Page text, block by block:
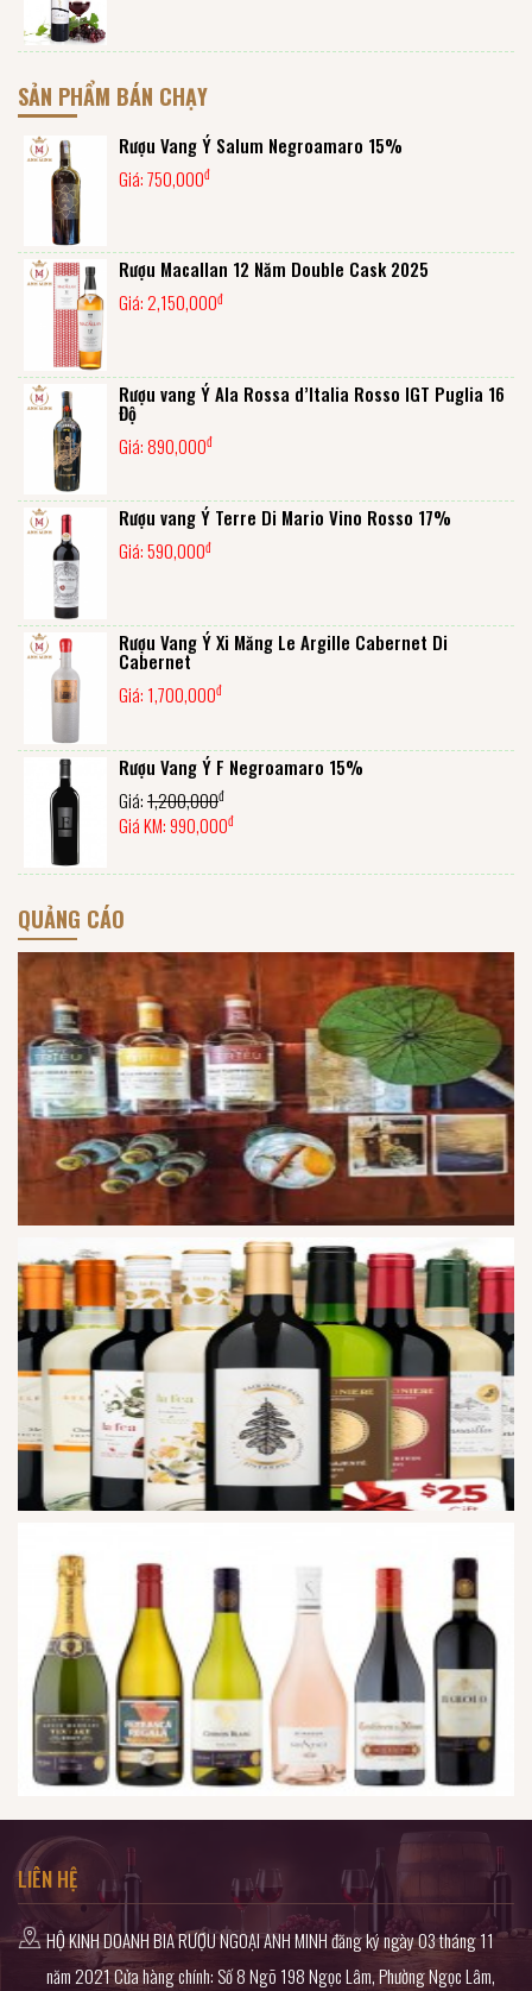
SẢN PHẨM BÁN CHẠY
Rượu Vang Ý Salum Negroamaro 15%
Giá:750,000đ
Rượu Macallan 12 Năm Double Cask 2025
Giá: 2,150,000đ
Rượu vang Ý Ala Rossa d’Italia Rosso IGT Puglia 16
Độ
Giá:890,000đ
Rượu vang Ý Terre Di Mario Vino Rosso 17%
Giá:590,000đ
Rượu Vang Ý Xi Măng Le Argille Cabernet Di
Cabernet
Giá: 1,700,000đ
Rượu Vang Ý F Negroamaro 15%
Giá:1,200,000đ
Giá KM:990,000đ
QUẢNG CÁO
LIÊN HỆ
HỘ KINH DOANH BIA RƯỢU NGOẠI ANH MINH đăng ký ngày 03 tháng 11
năm 2021 Cửa hàng chính: Số 8 Ngõ 198 Ngọc Lâm, Phường Ngọc Lâm,